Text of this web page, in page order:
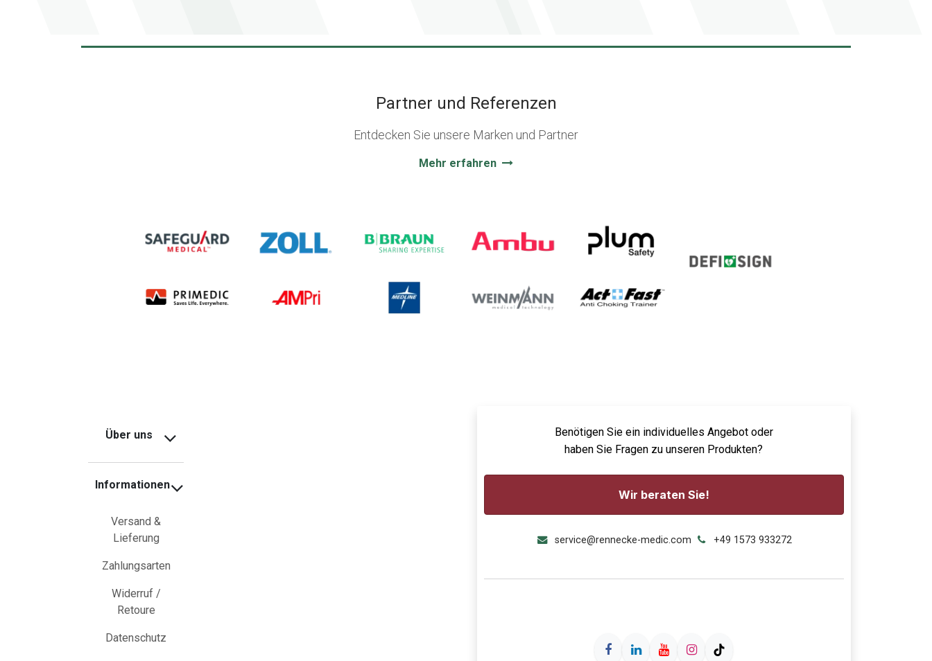
Partner und Referenzen
Entdecken Sie unsere Marken und Partner
Mehr erfahren
Über uns
Informationen
Versand &
Lieferung
Zahlungsarten
Widerruf /
Retoure
Datenschutz
Benötigen Sie ein individuelles Angebot oder
haben Sie Fragen zu unseren Produkten?
Wir beraten Sie!
service@rennecke-medic.com +49 1573 933272